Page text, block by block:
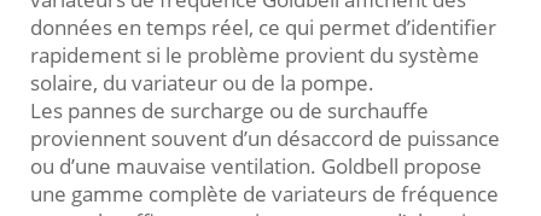
données en temps réel, ce qui permet d’identifier
rapidement si le problème provient du système
solaire, du variateur ou de la pompe.
Les pannes de surcharge ou de surchauffe
proviennent souvent d’un désaccord de puissance
ou d’une mauvaise ventilation. Goldbell propose
une gamme complète de variateurs de fréquence